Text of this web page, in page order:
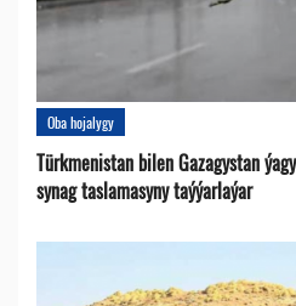
Oba hojalygy
Türkmenistan bilen Gazagystan
synag taslamasyny taýýarlaýar